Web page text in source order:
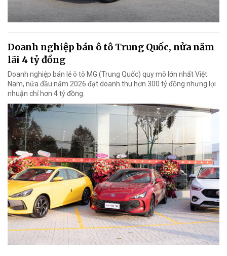
Doanh nghiệp bán ô tô Trung Quốc, nửa năm
lãi 4 tỷ đồng
Doanh nghiệp bán lẻ ô tô MG (Trung Quốc) quy mô lớn nhất Việt
Nam, nửa đầu năm 2026 đạt doanh thu hơn 300 tỷ đồng nhưng lợi
nhuận chỉ hơn 4 tỷ đồng.